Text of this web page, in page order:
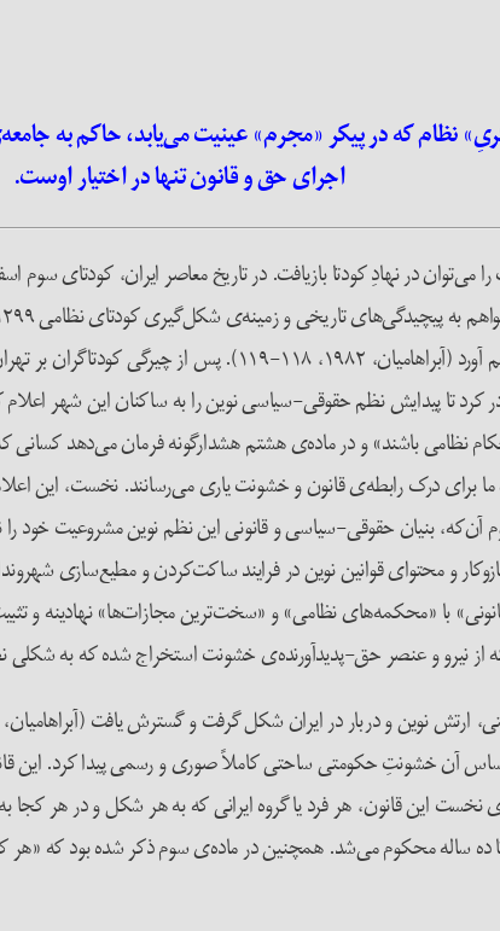
نظام که در پیکر «مجرم» عینیت می‌یابد، حاکم به
اجرای حق و قانون تنها در اختیار اوست.
زمینه‌ی‌ پایه‌گذاری دودمان پهلوی و نظام سیاسی جدید را
نظامی باشند» و در ماده‌ی هشتم هشدارگونه فرمان‌ می‌دهد
برای درک رابطه‌ی قانون و خشونت یاری می‌رسانند. نخست، این
بنیان حقوقی-سیاسی و قانونی این نظم نوین مشروعیت خود
و محتوای قوانین نوین در فرایند ساکت‌کردن و مطیع‌سازی
با «محکمه‌های نظامی» و «سخت‌ترین مجازات‌ها» نهادینه و
نیرو و عنصر حق-پدیدآورنده‌ی خشونت‌ استخراج شده که به شکلی
آن خشونتِ حکومتی ساحتی کاملاً صوری و رسمی پیدا کرد. این
این قانون، هر فرد یا گروه ایرانی که به هر شکل و در هر کجا
ده ساله محکوم می‌شد. همچنین در ماده‌ی سوم ذکر شده بود که «هر